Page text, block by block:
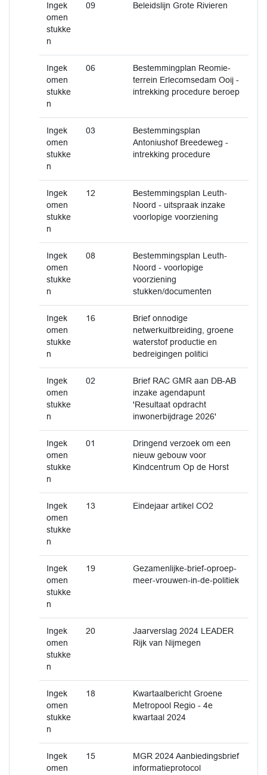
Ingek
omen
stukke
n
09 Beleidslijn Grote Rivieren
Ingek
omen
stukke
n
06
Bestemmingplan Reomie-
terrein Erlecomsedam Ooij -
intrekking procedure beroep
Ingek
omen
stukke
n
03
Bestemmingsplan
Antoniushof Breedeweg -
intrekking procedure
Ingek
omen
stukke
n
12
Bestemmingsplan Leuth-
Noord - uitspraak inzake
voorlopige voorziening
Ingek
omen
stukke
n
08
Bestemmingsplan Leuth-
Noord - voorlopige
voorziening
stukken/documenten
Ingek
omen
stukke
n
16
Brief onnodige
netwerkuitbreiding, groene
waterstof productie en
bedreigingen politici
Ingek
omen
stukke
n
02
Brief RAC GMR aan DB-AB
inzake agendapunt
'Resultaat opdracht
inwonerbijdrage 2026'
Ingek
omen
stukke
n
01
Dringend verzoek om een
nieuw gebouw voor
Kindcentrum Op de Horst
Ingek
omen
stukke
n
13 Eindejaar artikel CO2
Ingek
omen
stukke
n
19
Gezamenlijke-brief-oproep-
meer-vrouwen-in-de-politiek
Ingek
omen
stukke
n
20
Jaarverslag 2024 LEADER
Rijk van Nijmegen
Ingek
omen
stukke
n
18
Kwartaalbericht Groene
Metropool Regio - 4e
kwartaal 2024
Ingek
omen
15
MGR 2024 Aanbiedingsbrief
informatieprotocol